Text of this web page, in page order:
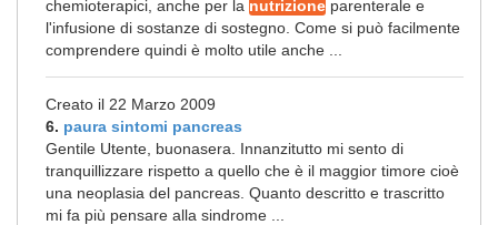
chemioterapici, anche per la nutrizione parenterale e
l'infusione di sostanze di sostegno. Come si può facilmente
comprendere quindi è molto utile anche ...
Creato il 22 Marzo 2009
6. paura sintomi pancreas
Gentile Utente, buonasera. Innanzitutto mi sento di
tranquillizzare rispetto a quello che è il maggior timore cioè
una neoplasia del pancreas. Quanto descritto e trascritto
mi fa più pensare alla sindrome ...